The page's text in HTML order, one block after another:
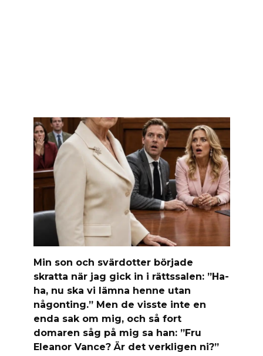
Min son och svärdotter började
skratta när jag gick in i rättssalen: ”Ha-
ha, nu ska vi lämna henne utan
någonting.” Men de visste inte en
enda sak om mig, och så fort
domaren såg på mig sa han: ”Fru
Eleanor Vance? Är det verkligen ni?”